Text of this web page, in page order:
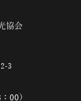
協会
3
00）